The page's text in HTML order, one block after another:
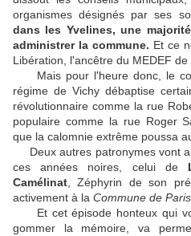
organismes désignés par ses
dans les Yvelines, une
administrer la commune. Et ce
Libération, l'ancêtre du MEDEF
Mais pour l'heure donc, le
régime de Vichy débaptise
révolutionnaire comme la rue
populaire comme la rue Roger
que la calomnie extrême poussa
Deux autres patronymes vont
ces années noires, celui de
Camélinat , Zéphyrin de son
activement à la Commune de Paris
Et cet épisode honteux qui
gommer la mémoire, va